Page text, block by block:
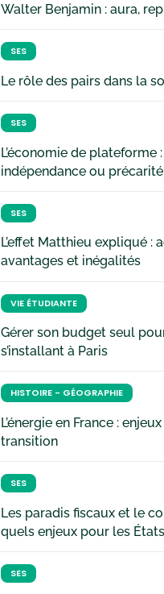
Walter Benjamin : aura,
SES
Le rôle des pairs dans la
SES
L’économie de plateforme
indépendance ou précarité
SES
L’effet Matthieu expliqué :
avantages et inégalités
VIE ÉTUDIANTE
Gérer son budget seul
s’installant à Paris
HISTOIRE - GÉOGRAPHIE
L’énergie en France :
transition
SES
Les paradis fiscaux et le
quels enjeux pour les
SES